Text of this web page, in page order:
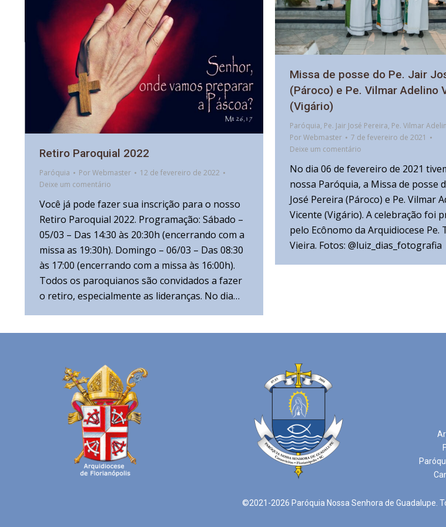
Retiro Paroquial 2022
Paróquia PorWebmaster
12 de fevereiro de 2022
Deixe um comentário
Você já pode fazer sua inscrição para o nosso
Retiro Paroquial 2022. Programação: Sábado –
05/03 – Das 14:30 às 20:30h (encerrando com a
missa as 19:30h). Domingo – 06/03 – Das 08:30
às 17:00 (encerrando com a missa às 16:00h).
Todos os paroquianos são convidados a fazer
o retiro, especialmente as lideranças. No dia…
Missa de posse do Pe. Jair
(Pároco) e Pe. Vilmar Adelino
(Vigário)
Paróquia, Pe. Jair José Pereira, Pe. Vilmar
PorWebmaster
7 de fevereiro de 2021
Deixe um comentário
No dia 06 de fevereiro de 2021
nossa Paróquia, a Missa de posse
José Pereira (Pároco) e Pe. Vilmar
Vicente (Vigário). A celebração foi
pelo Ecônomo da Arquidiocese Pe.
Vieira. Fotos: @luiz_dias_fotografia
©2021-2026 Paróquia Nossa Senhora de Guadalupe.